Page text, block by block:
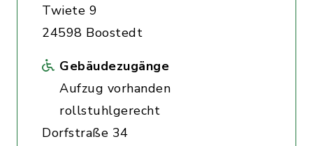
Twiete 9
24598 Boostedt
Gebäudezugänge
Aufzug vorhanden
rollstuhlgerecht
Dorfstraße 34